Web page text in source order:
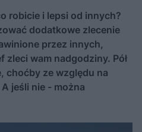
robicie i lepsi od innych?
dodatkowe zlecenie
przez innych,
zleci wam nadgodziny. Pół
choćby ze względu na
jeśli nie - można